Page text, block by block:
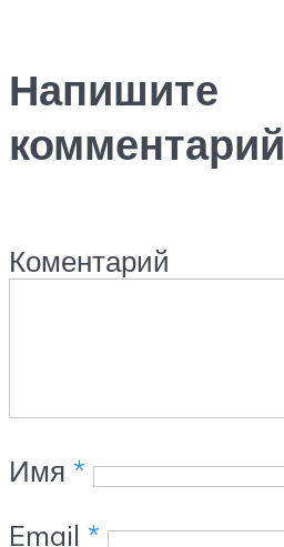
Напишите
комментарий
Коментарий
Имя *
Email *